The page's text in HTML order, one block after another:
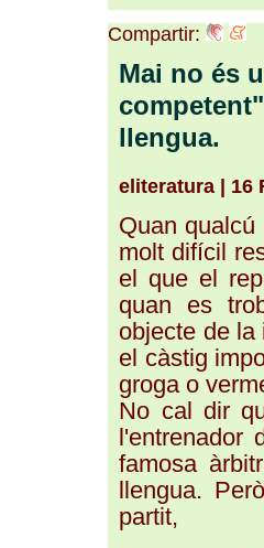
Compartir:
Mai no és
llengua.
eliteratura | 16
Quan
molt difícil
el que el
quan es
objecte de
el càstig
groga o
No cal dir
l'entrenador
famosa
llengua.
partit,